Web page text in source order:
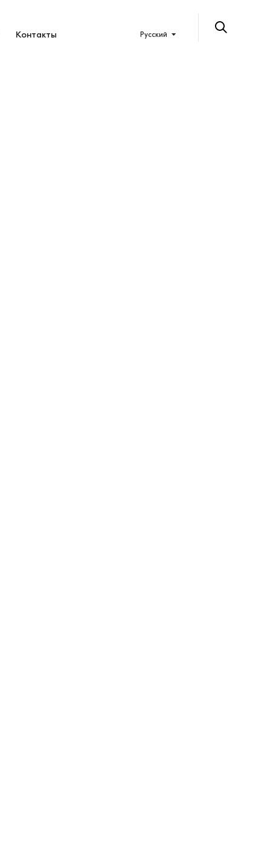
Контакты Русский